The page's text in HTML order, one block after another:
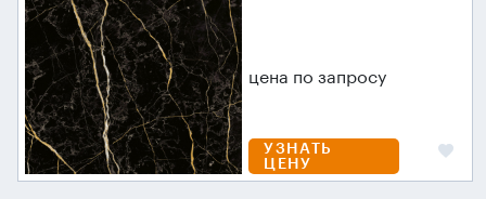
цена по запросу
УЗНАТЬ
ЦЕНУ